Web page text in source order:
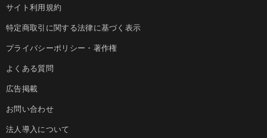
サイト利用規約
特定商取引に関する法律に基づく表示
プライバシーポリシー・著作権
よくある質問
広告掲載
お問い合わせ
法人導入について